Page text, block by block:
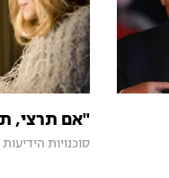
"אם תרצי,
סוכנויות הידיעות